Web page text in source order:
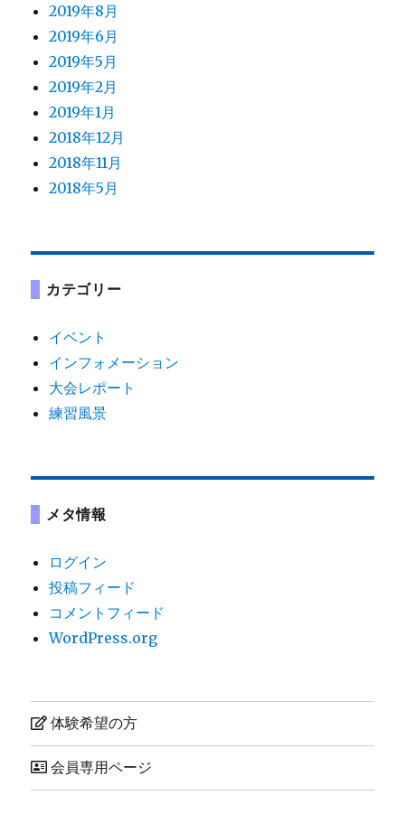
2019年8月
2019年6月
2019年5月
2019年2月
2019年1月
2018年12月
2018年11月
2018年5月
カテゴリー
イベント
インフォメーション
大会レポート
練習風景
メタ情報
ログイン
投稿フィード
コメントフィード
WordPress.org
体験希望の方
会員専用ページ